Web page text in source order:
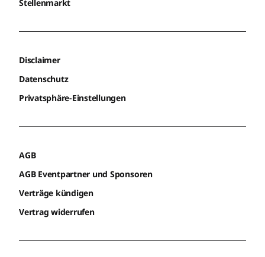
Stellenmarkt
Disclaimer
Datenschutz
Privatsphäre-Einstellungen
AGB
AGB Eventpartner und Sponsoren
Verträge kündigen
Vertrag widerrufen